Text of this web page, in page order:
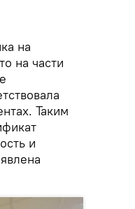
на
на части
Таким
и